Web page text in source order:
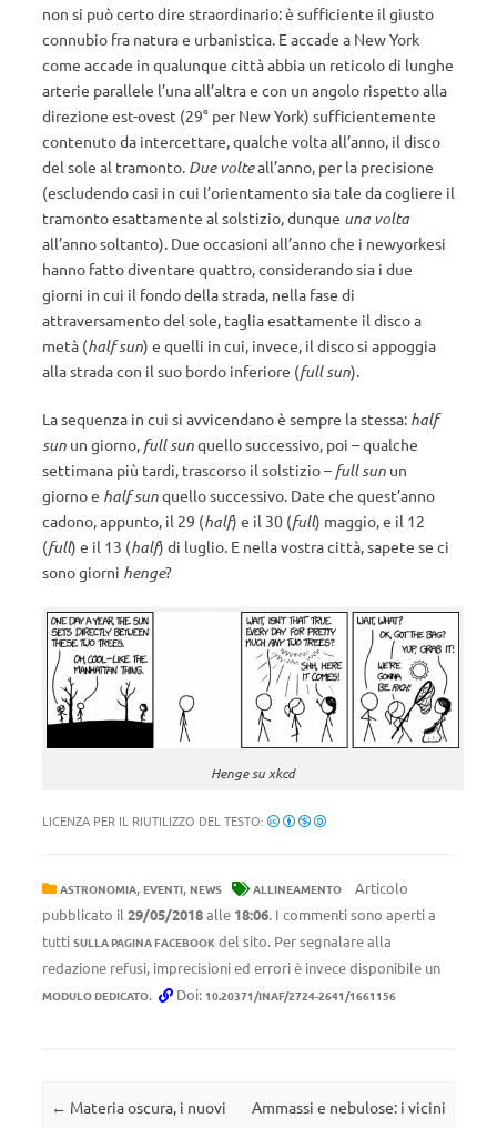
non si può certo dire straordinario: è sufficiente il giusto
connubio fra natura e urbanistica. E accade a New York
come accade in qualunque città abbia un reticolo di lunghe
arterie parallele l’una all’altra e con un angolo rispetto alla
direzione est-ovest (29° per New York) sufficientemente
contenuto da intercettare, qualche volta all’anno, il disco
del sole al tramonto. Due volteall’anno, per la precisione
(escludendo casi in cui l’orientamento sia tale da cogliere il
tramonto esattamente al solstizio, dunque una volta
all’anno soltanto). Due occasioni all’anno che i newyorkesi
hanno fatto diventare quattro, considerando sia i due
giorni in cui il fondo della strada, nella fase di
attraversamento del sole, taglia esattamente il disco a
metà (half sun) e quelli in cui, invece, il disco si appoggia
alla strada con il suo bordo inferiore (full sun).
La sequenza in cui si avvicendano è sempre la stessa: half
sun un giorno, full sunquello successivo, poi – qualche
settimana più tardi, trascorso il solstizio – full sun un
giorno e half sunquello successivo. Date che quest’anno
cadono, appunto, il 29 (half) e il 30 (full) maggio, e il 12
(full) e il 13 (half) di luglio. E nella vostra città, sapete se ci
sono giorni henge?
Henge su xkcd
LICENZA PER IL RIUTILIZZO DEL TESTO:
ASTRONOMIA, EVENTI, NEWS ALLINEAMENTO
Articolo
pubblicato il 29/05/2018alle 18:06. I commenti sono aperti a
tutti SULLA PAGINA FACEBOOK del sito. Per segnalare alla
redazione refusi, imprecisioni ed errori è invece disponibile un
MODULO DEDICATO. Doi: 10.20371/INAF/2724-2641/1661156
Navigazione articolo
← Materia oscura, i nuovi
Ammassi e nebulose: i vicini